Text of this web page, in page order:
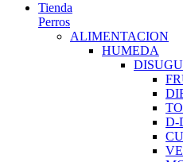
Tienda
Perros
ALIMENTACION
HUMEDA
D-